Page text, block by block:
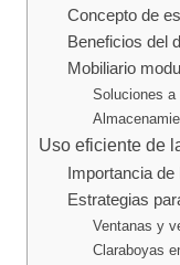
Concepto de
Beneficios del
Mobiliario
Soluciones a
Uso eficiente de
Importancia
Estrategias
Ventanas y
Claraboyas